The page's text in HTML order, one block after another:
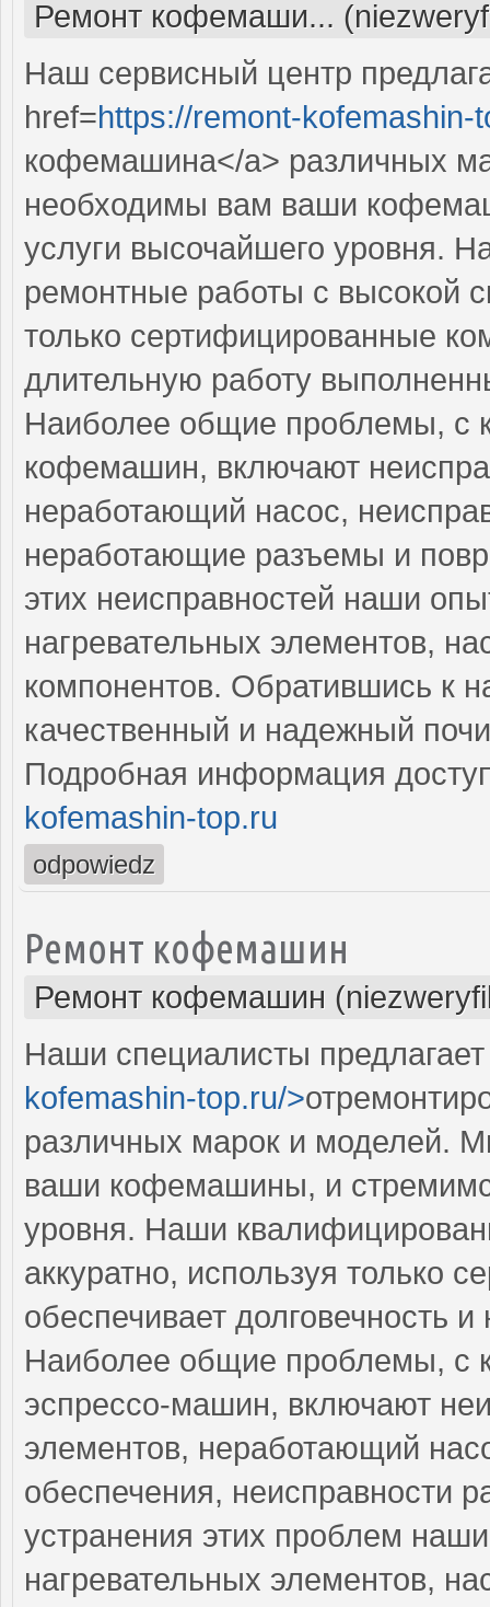
Ремонт кофемаши...
Наш сервисный центр
href=https://remont-kofemashin-
кофемашина</a> различных
необходимы вам ваши
услуги высочайшего уровня.
ремонтные работы с высокой
только сертифицированные
длительную работу
Наиболее общие проблемы, с
кофемашин, включают
неработающий насос,
неработающие разъемы и
этих неисправностей наши
нагревательных элементов,
компонентов. Обратившись к
качественный и надежный
Подробная информация
kofemashin-top.ru
odpowiedz
Ремонт кофемашин
Ремонт кофемашин
Наши специалисты
kofemashin-top.ru/>
различных марок и моделей.
ваши кофемашины, и
уровня. Наши
аккуратно, используя только
обеспечивает долговечность
Наиболее общие проблемы, с
эспрессо-машин, включают
элементов, неработающий
обеспечения, неисправности
устранения этих проблем
нагревательных элементов,